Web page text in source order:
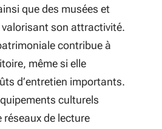
que des musées et
son attractivité.
contribue à
même si elle
d’entretien importants.
culturels
de lecture